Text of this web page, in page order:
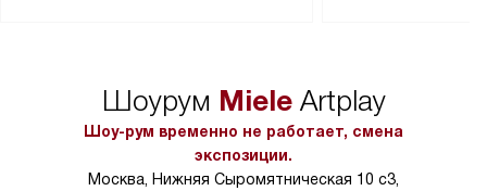
в условиях
тарифы на услуги
Шоурум MieleArtplay
Шоу-рум временно не работает, смена
экспозиции.
Москва, Нижняя Сыромятническая 10 с3,